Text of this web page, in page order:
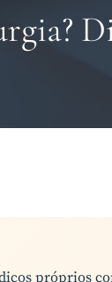
próprios